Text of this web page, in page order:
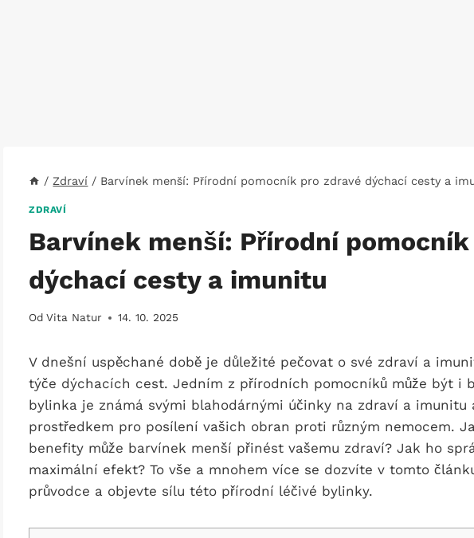
/ Zdraví / Barvínek menší: Přírodní pomocník pro zdravé dýchací cesty a
ZDRAVÍ
Barvínek menší: Přírodní
dýchací cesty a imunitu
Od Vita Natur 14. 10. 2025
V dnešní uspěchané době je důležité pečovat o své zdraví a
týče dýchacích cest. Jedním z přírodních pomocníků může být i
bylinka je známá svými blahodárnými účinky na zdraví a imunitu
prostředkem pro posílení vašich obran proti různým nemocem.
benefity může barvínek menší přinést vašemu zdraví? Jak ho
maximální efekt? To vše a mnohem více se dozvíte v tomto
průvodce a objevte sílu této přírodní léčivé bylinky.